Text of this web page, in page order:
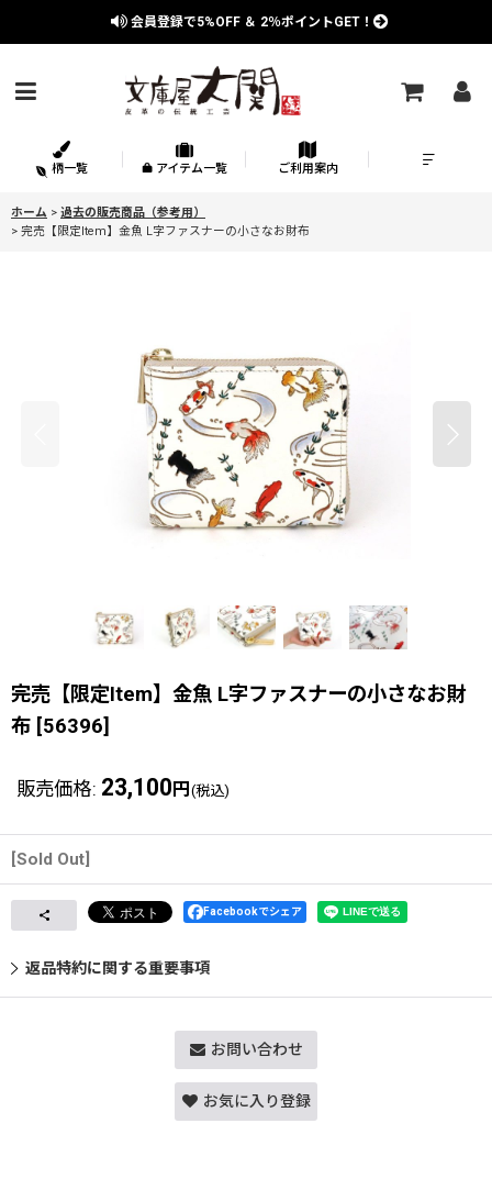
会員登録で5%OFF ＆ 2％ポイントGET！
柄一覧 アイテム一覧 ご利用案内
ホーム > 過去の販売商品（参考用）
> 完売【限定Item】金魚 L字ファスナーの小さなお財布
完売【限定Item】金魚 L字ファスナーの小さなお財
布 [56396]
販売価格: 23,100 円 (税込)
[Sold Out]
Facebookでシェア
返品特約に関する重要事項
お問い合わせ
お気に入り登録